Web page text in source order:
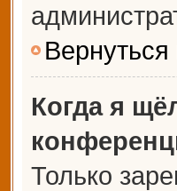
Вернуться
Когда я
Только